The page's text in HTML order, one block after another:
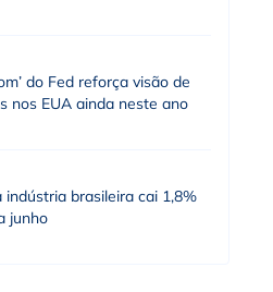
do Fed reforça visão de
nos EUA ainda neste ano
indústria brasileira cai 1,8%
junho